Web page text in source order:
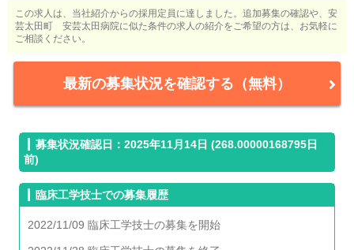
この求人は、当社紹介からの採用定員に達しました。追加募集の確認や、安
芸太田町 安芸太田病院に似た条件の求人の紹介をご希望の方は、お気軽に
ご相談ください。
最新の募集状況を確認する（無料）
募集状況確認日：2025年11月14日 (268.00000168795日
前)
臨床工学技士での募集履歴
2022/11/09 臨床工学技士の募集を開始